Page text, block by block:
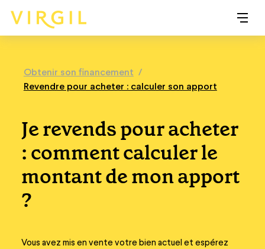
Obtenir son financement /
Revendre pour acheter : calculer son apport
Je revends pour acheter
: comment calculer le
montant de mon apport
?
Vous avez mis en vente votre bien actuel et espérez